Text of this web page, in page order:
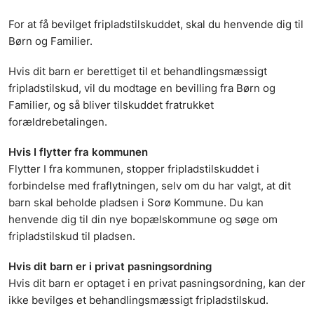
For at få bevilget fripladstilskuddet, skal du henvende dig til
Børn og Familier.
Hvis dit barn er berettiget til et behandlingsmæssigt
fripladstilskud, vil du modtage en bevilling fra Børn og
Familier, og så bliver tilskuddet fratrukket
forældrebetalingen.
Hvis I flytter fra kommunen
Flytter I fra kommunen, stopper fripladstilskuddet i
forbindelse med fraflytningen, selv om du har valgt, at dit
barn skal beholde pladsen i Sorø Kommune. Du kan
henvende dig til din nye bopælskommune og søge om
fripladstilskud til pladsen.
Hvis dit barn er i privat pasningsordning
Hvis dit barn er optaget i en privat pasningsordning, kan der
ikke bevilges et behandlingsmæssigt fripladstilskud.